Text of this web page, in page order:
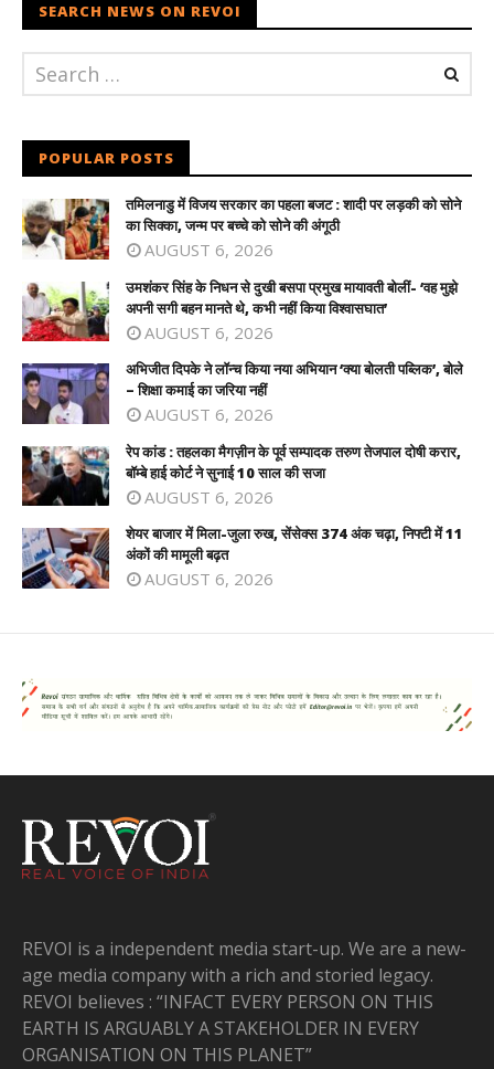
SEARCH NEWS ON REVOI
POPULAR POSTS
तमिलनाडु में विजय सरकार का पहला बजट : शादी पर लड़की को सोने
का सिक्का, जन्म पर बच्चे को सोने की अंगूठी
AUGUST 6, 2026
उमशंकर सिंह के निधन से दुखी बसपा प्रमुख मायावती बोलीं- ‘वह मुझे
अपनी सगी बहन मानते थे, कभी नहीं किया विश्वासघात’
AUGUST 6, 2026
अभिजीत दिपके ने लॉन्च किया नया अभियान ‘क्या बोलती पब्लिक’, बोले
– शिक्षा कमाई का जरिया नहीं
AUGUST 6, 2026
रेप कांड : तहलका मैगज़ीन के पूर्व सम्पादक तरुण तेजपाल दोषी करार,
बॉम्बे हाई कोर्ट ने सुनाई 10 साल की सजा
AUGUST 6, 2026
शेयर बाजार में मिला-जुला रुख, सेंसेक्स 374 अंक चढ़ा, निफ्टी में 11
अंकों की मामूली बढ़त
AUGUST 6, 2026
REVOI is a independent media start-up. We are a new-
age media company with a rich and storied legacy.
REVOI believes : “INFACT EVERY PERSON ON THIS
EARTH IS ARGUABLY A STAKEHOLDER IN EVERY
ORGANISATION ON THIS PLANET”